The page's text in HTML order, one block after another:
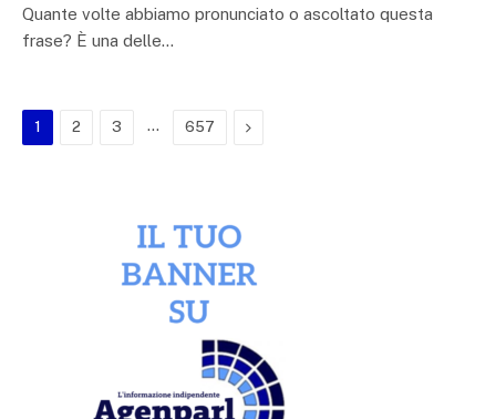
Quante volte abbiamo pronunciato o ascoltato questa
frase? È una delle…
1 2 3 … 657 Next